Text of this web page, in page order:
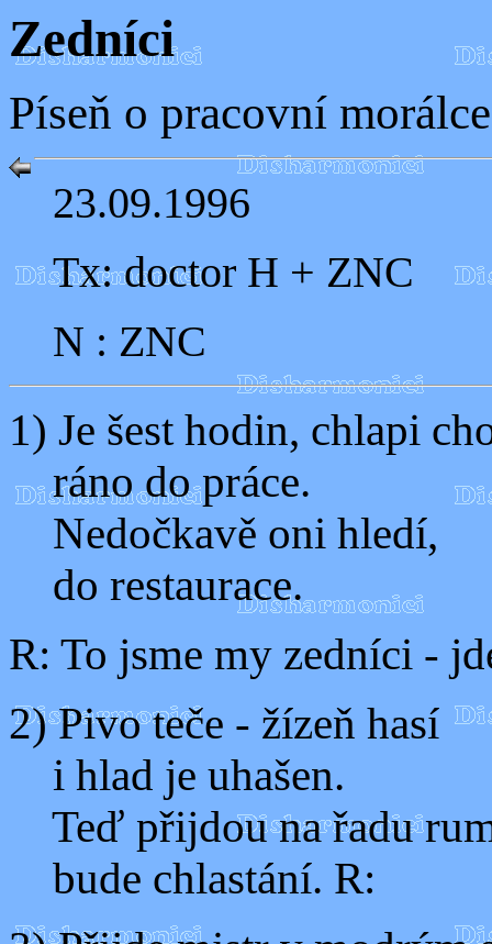
Zedníci
Píseň o pracovní
23.09.1996
Tx: doctor H + ZNC
N : ZNC
1) Je šest hodin, chlapi
ráno do práce.
Nedočkavě oni hledí,
do restaurace.
R: To jsme my zedníci -
2) Pivo teče - žízeň hasí
i hlad je uhašen.
Teď přijdou na řadu
bude chlastání. R: